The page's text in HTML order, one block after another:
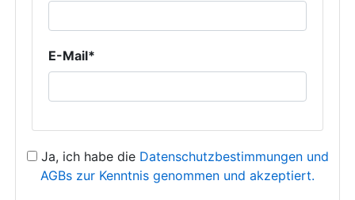
E-Mail*
Ja, ich habe die Datenschutzbestimmungen und
AGBs zur Kenntnis genommen und akzeptiert.